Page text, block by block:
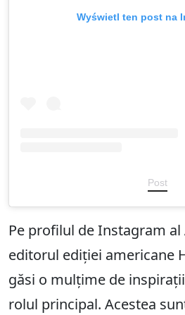
Wyświetl ten post na
Post
Pe profilul de Instagram al
editorul ediției americane
găsi o mulțime de
rolul principal. Acestea